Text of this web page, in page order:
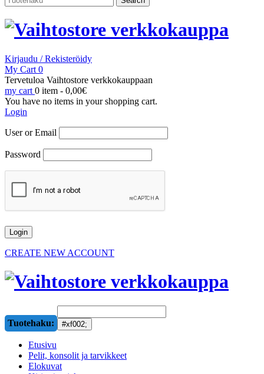
Kirjaudu / Rekisteröidy
My Cart 0
Tervetuloa Vaihtostore verkkokauppaan
my cart 0 item - 0,00€
You have no items in your shopping cart.
Login
User or Email
Password
CREATE NEW ACCOUNT
Tuotehaku:
Etusivu
Pelit, konsolit ja tarvikkeet
Elokuvat